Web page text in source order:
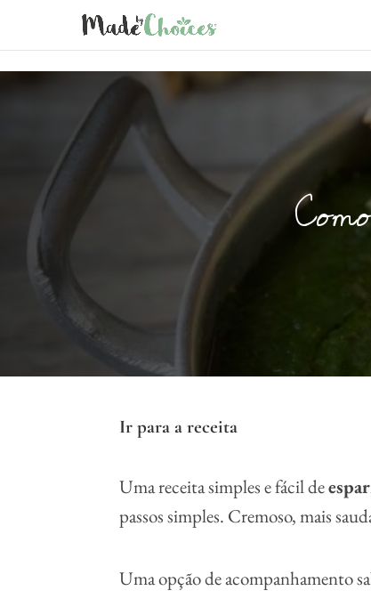
Ir para a receita
Uma receita simples e fácil de
passos simples. Cremoso, mais
Uma opção de acompanhamento